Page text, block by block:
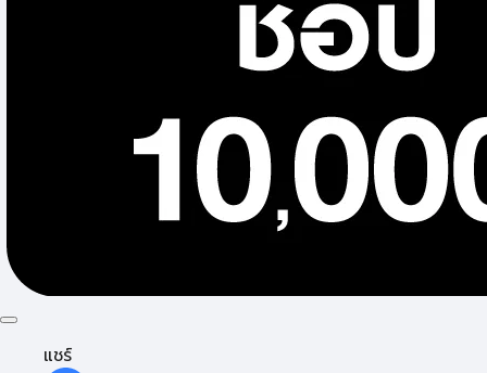
แชร์